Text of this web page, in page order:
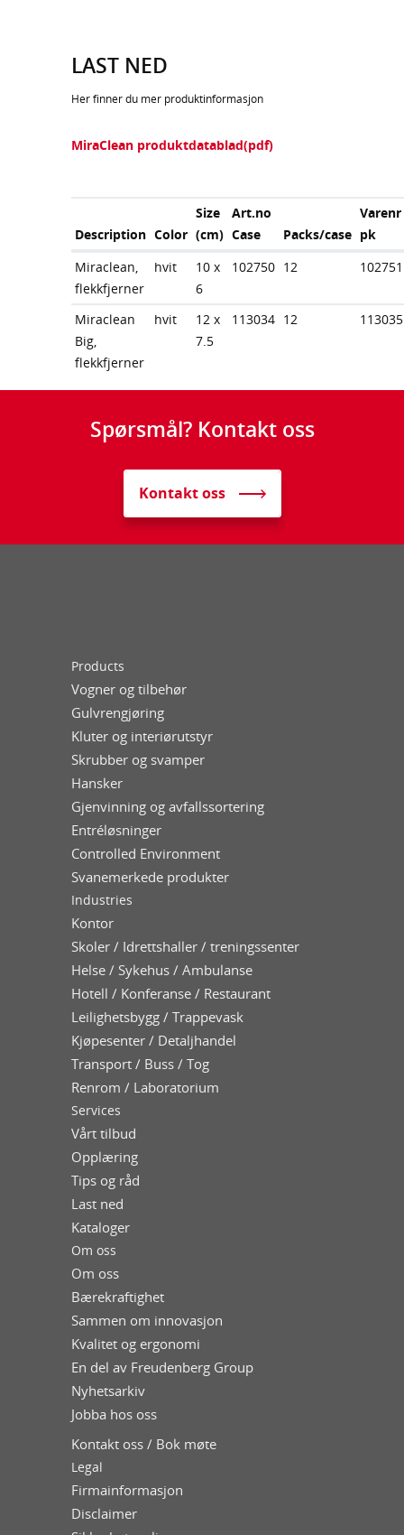
LAST NED
Her finner du mer produktinformasjon
MiraClean produktdatablad(pdf)
Description Color
Size
(cm)
Art.no
Case
Packs/case
Varenr
pk
Miraclean,
flekkfjerner
hvit
10 x
6
102750 12 102751
Miraclean
Big,
flekkfjerner
hvit
12 x
7.5
113034 12 113035
Spørsmål? Kontakt oss
Kontakt oss
Products
Vogner og tilbehør
Gulvrengjøring
Kluter og interiørutstyr
Skrubber og svamper
Hansker
Gjenvinning og avfallssortering
Entréløsninger
Controlled Environment
Svanemerkede produkter
Industries
Kontor
Skoler / Idrettshaller / treningssenter
Helse / Sykehus / Ambulanse
Hotell / Konferanse / Restaurant
Leilighetsbygg / Trappevask
Kjøpesenter / Detaljhandel
Transport / Buss / Tog
Renrom / Laboratorium
Services
Vårt tilbud
Opplæring
Tips og råd
Last ned
Kataloger
Om oss
Om oss
Bærekraftighet
Sammen om innovasjon
Kvalitet og ergonomi
En del av Freudenberg Group
Nyhetsarkiv
Jobba hos oss
Kontakt oss / Bok møte
Legal
Firmainformasjon
Disclaimer